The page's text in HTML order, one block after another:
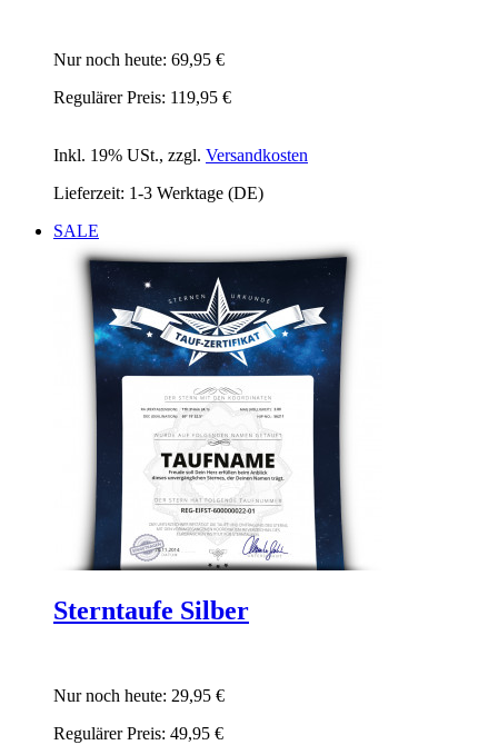
Nur noch heute: 69,95 €
Regulärer Preis: 119,95 €
Inkl. 19% USt., zzgl. Versandkosten
Lieferzeit: 1-3 Werktage (DE)
SALE
Sterntaufe Silber
Nur noch heute: 29,95 €
Regulärer Preis: 49,95 €